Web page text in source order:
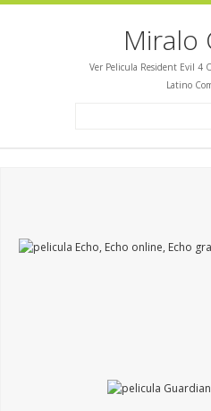
Miralo
Ver Pelicula Resident Evil 4
Latino